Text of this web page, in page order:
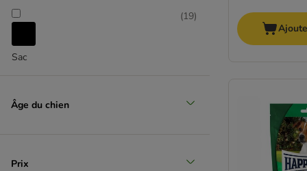
Greenies
Greenwoods
Happy Dog
KONG
Pedigree
Sac
(19)
Âge du chien
Prix